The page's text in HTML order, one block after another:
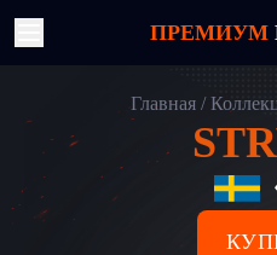
ПРЕМИУМ
Главная